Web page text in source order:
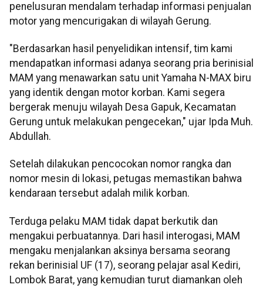
penelusuran mendalam terhadap informasi penjualan
motor yang mencurigakan di wilayah Gerung.
"Berdasarkan hasil penyelidikan intensif, tim kami
mendapatkan informasi adanya seorang pria berinisial
MAM yang menawarkan satu unit Yamaha N-MAX biru
yang identik dengan motor korban. Kami segera
bergerak menuju wilayah Desa Gapuk, Kecamatan
Gerung untuk melakukan pengecekan," ujar Ipda Muh.
Abdullah.
Setelah dilakukan pencocokan nomor rangka dan
nomor mesin di lokasi, petugas memastikan bahwa
kendaraan tersebut adalah milik korban.
Terduga pelaku MAM tidak dapat berkutik dan
mengakui perbuatannya. Dari hasil interogasi, MAM
mengaku menjalankan aksinya bersama seorang
rekan berinisial UF (17), seorang pelajar asal Kediri,
Lombok Barat, yang kemudian turut diamankan oleh